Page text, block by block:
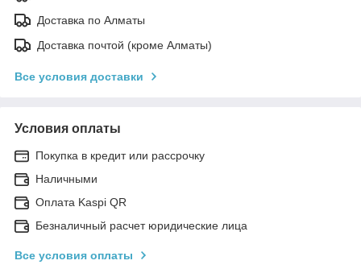
Доставка по Алматы
Доставка почтой (кроме Алматы)
Все условия доставки
Условия оплаты
Покупка в кредит или рассрочку
Наличными
Оплата Kaspi QR
Безналичный расчет юридические лица
Все условия оплаты